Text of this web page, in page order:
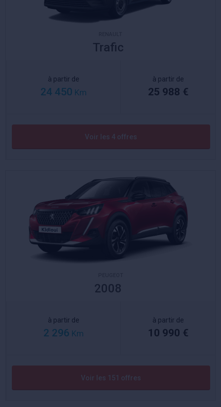
Trafic
à partir de
24 450 Km
à partir de
25 988 €
Voir les 4 offres
2008
à partir de
2 296 Km
à partir de
10 990 €
Voir les 151 offres